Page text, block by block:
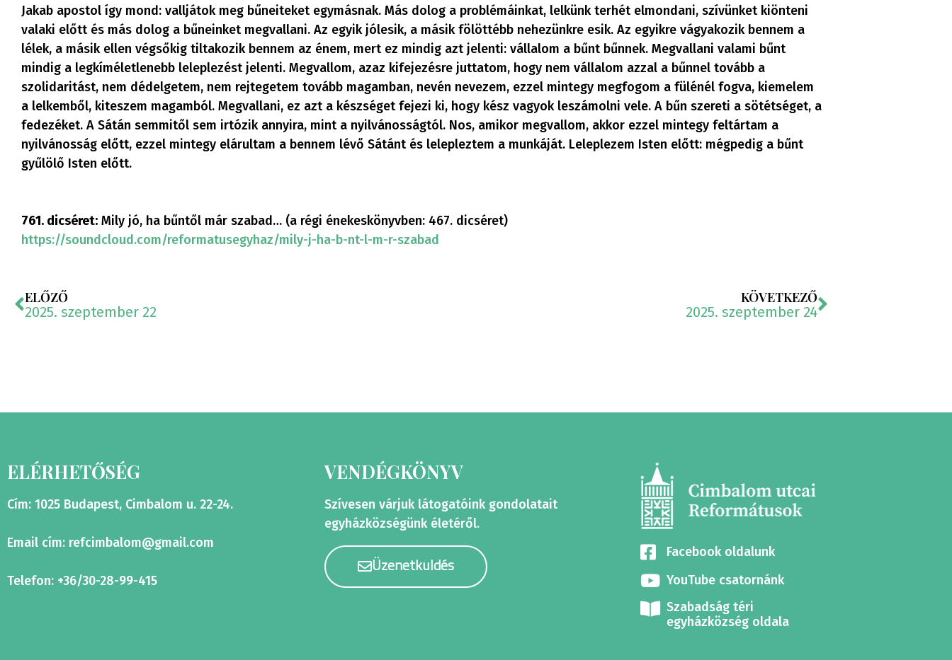
Jakab apostol így mond: valljátok meg bűneiteket egymásnak. Más dolog a problémáinkat, lelkünk terhét elmondani, szívünket kiönteni
valaki előtt és más dolog a bűneinket megvallani. Az egyik jólesik, a másik fölöttébb nehezünkre esik. Az egyikre vágyakozik bennem a
lélek, a másik ellen végsőkig tiltakozik bennem az énem, mert ez mindig azt jelenti: vállalom a bűnt bűnnek. Megvallani valami bűnt
mindig a legkíméletlenebb leleplezést jelenti. Megvallom, azaz kifejezésre juttatom, hogy nem vállalom azzal a bűnnel tovább a
szolidaritást, nem dédelgetem, nem rejtegetem tovább magamban, nevén nevezem, ezzel mintegy megfogom a fülénél fogva, kiemelem
a lelkemből, kiteszem magamból. Megvallani, ez azt a készséget fejezi ki, hogy kész vagyok leszámolni vele. A bűn szereti a sötétséget, a
fedezéket. A Sátán semmitől sem irtózik annyira, mint a nyilvánosságtól. Nos, amikor megvallom, akkor ezzel mintegy feltártam a
nyilvánosság előtt, ezzel mintegy elárultam a bennem lévő Sátánt és lelepleztem a munkáját. Leleplezem Isten előtt: mégpedig a bűnt
gyűlölő Isten előtt.
761. dicséret: Mily jó, ha bűntől már szabad… (a régi énekeskönyvben: 467. dicséret)
https://soundcloud.com/reformatusegyhaz/mily-j-ha-b-nt-l-m-r-szabad
ELŐZŐ
2025. szeptember 22
KÖVETKEZŐ
2025. szeptember 24
ELÉRHETŐSÉG
Cím: 1025 Budapest, Cimbalom u. 22-24.
Email cím: refcimbalom@gmail.com
Telefon: +36/30-28-99-415
VENDÉGKÖNYV
Szívesen várjuk látogatóink gondolatait
egyházközségünk életéről.
Üzenetküldés
Facebook oldalunk
YouTube csatornánk
Szabadság téri
egyházközség oldala